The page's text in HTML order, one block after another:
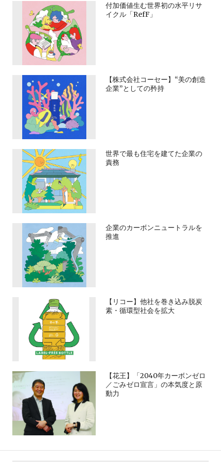
付加価値生む世界初の水平リサ
イクル「RefF」
【株式会社コーセー】“美の創造
企業”としての矜持
世界で最も住宅を建てた企業の
責務
企業のカーボンニュートラルを
推進
【リコー】他社を巻き込み脱炭
素・循環型社会を拡大
【花王】「2040年カーボンゼロ
／ごみゼロ宣言」の本気度と原
動力